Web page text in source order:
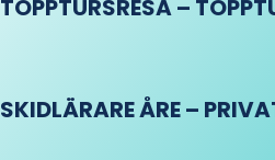
TOPPTURSRESA –
SKIDLÄRARE ÅRE –